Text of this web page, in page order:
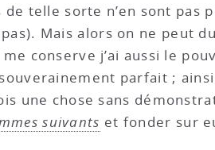
telle sorte n’en sont
Mais alors on ne peut
conserve j’ai aussi le
parfait ;
une chose sans
suivants et fonder sur